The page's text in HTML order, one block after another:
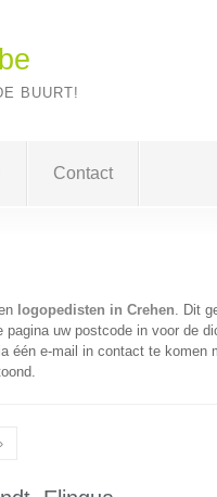
BUURT!
Contact
logopedisten in Crehen. Dit
pagina uw postcode in voor de
één e-mail in contact te komen